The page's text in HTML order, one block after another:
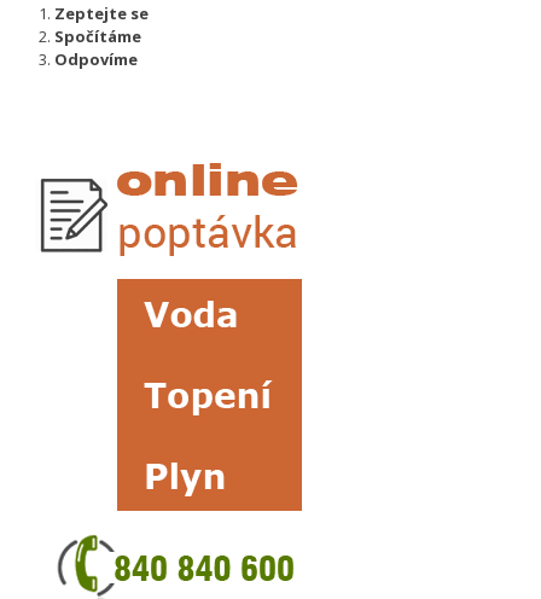
Zeptejte se
Spočítáme
Odpovíme